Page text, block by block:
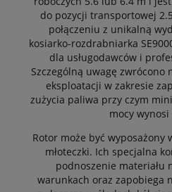
do pozycji transportowej
połączeniu z unikalną
kosiarko-rozdrabniarka
dla usługodawców i
Szczególną uwagę zwrócono
eksploatacji w zakresie
zużycia paliwa przy czym
mocy wynosi
Rotor może być
młoteczki. Ich specjalna
podnoszenie materiału
warunkach oraz zapobiega